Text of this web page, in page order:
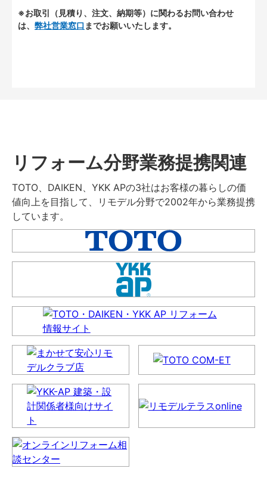
※お取引（見積り、注文、納期等）に関わるお問い合わせ
は、 弊社営業窓口 までお願いいたします。
リフォーム分野業務提携関連
TOTO、DAIKEN、YKK APの3社はお客様の暮らしの価
値向上を目指して、リモデル分野で2002年から業務提携
しています。